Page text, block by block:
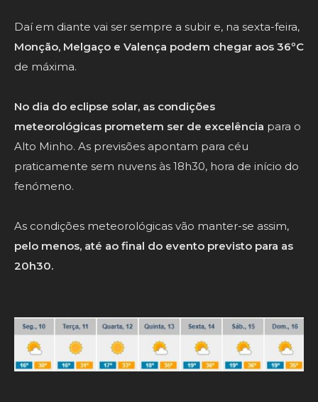
Daí em diante vai ser sempre a subir e, na sexta-feira,
Monção, Melgaço e Valença podem chegar aos 36ºC
de máxima.
No dia do eclipse solar, as condições
meteorológicas prometem ser de excelência para o
Alto Minho. As previsões apontam para céu
praticamente sem nuvens às 18h30, hora de início do
fenómeno.
As condições meteorológicas vão manter-se assim,
pelo menos, até ao final do evento previsto para as
20h30.